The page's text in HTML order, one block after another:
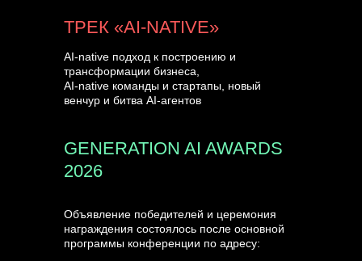
Объявление победителей и церемония
награждения состоялось после основной
программы конференции по адресу:
GENERATION AI AWARDS
2026
AI-native подход к построению и
трансформации бизнеса,
AI-native команды и стартапы, новый
венчур и битва AI-агентов
ТРЕК «AI-NATIVE»